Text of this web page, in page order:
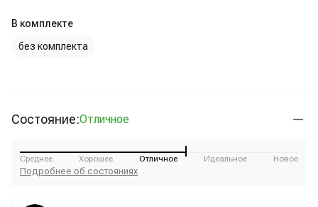
В комплекте
без комплекта
Состояние:Отличное
Среднее Хорошее Отличное Идеальное Новое
Подробнее об состояниях